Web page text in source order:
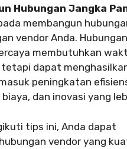
Hubungan Jangka
membangun
vendor Anda.
membutuhkan
tetapi dapat
peningkatan
dan inovasi yang
tips ini, Anda dapat
vendor yang